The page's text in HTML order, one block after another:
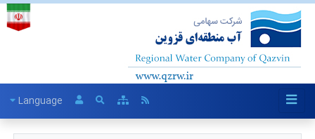
Language